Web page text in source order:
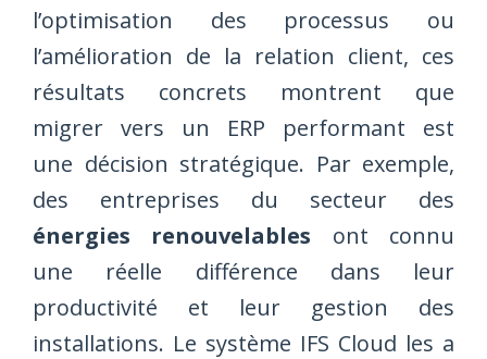
l’optimisation des processus ou
l’amélioration de la relation client, ces
résultats concrets montrent que
migrer vers un ERP performant est
une décision stratégique. Par exemple,
des entreprises du secteur des
énergies renouvelables ont connu
une réelle différence dans leur
productivité et leur gestion des
installations. Le système IFS Cloud les a